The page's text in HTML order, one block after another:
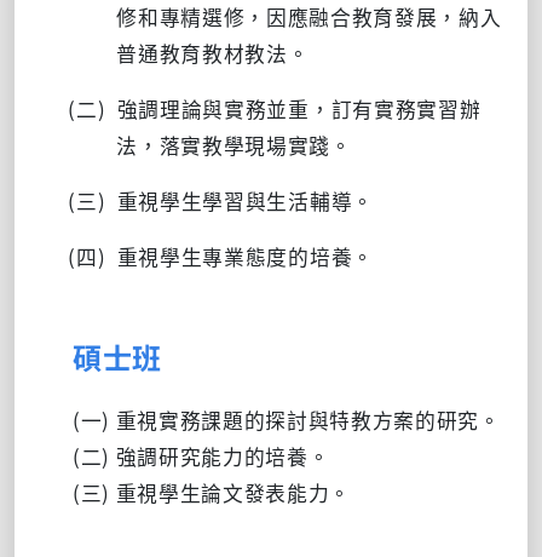
修和專精選修，因應融合教育發展，納入
普通教育教材教法。
(二) 強調理論與實務並重，訂有實務實習辦
法，落實教學現場實踐。
(三) 重視學生學習與生活輔導。
(四) 重視學生專業態度的培養。
碩士班
(一) 重視實務課題的探討與特教方案的研究。
(二) 強調研究能力的培養。
(三) 重視學生論文發表能力。